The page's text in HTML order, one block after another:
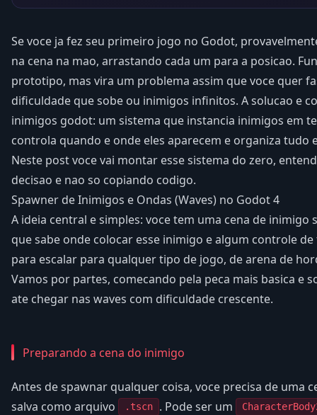
Se voce ja fez seu primeiro jogo no Godot,
na cena na mao, arrastando cada um para a posicao.
prototipo, mas vira um problema assim que voce quer
dificuldade que sobe ou inimigos infinitos. A solucao e
inimigos godot: um sistema que instancia inimigos em
controla quando e onde eles aparecem e organiza tudo
Neste post voce vai montar esse sistema do zero,
decisao e nao so copiando codigo.
Spawner de Inimigos e Ondas (Waves) no Godot 4
A ideia central e simples: voce tem uma cena de inimigo
que sabe onde colocar esse inimigo e algum controle
para escalar para qualquer tipo de jogo, de arena de
Vamos por partes, comecando pela peca mais basica e
ate chegar nas waves com dificuldade crescente.
Preparando a cena do inimigo
Antes de spawnar qualquer coisa, voce precisa de uma
salva como arquivo
.tscn . Pode ser um